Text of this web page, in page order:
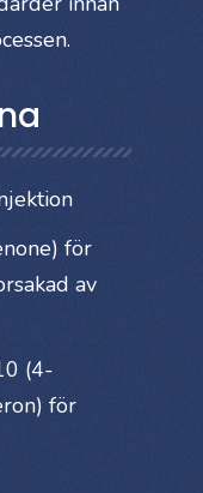
för
av
(4-
för